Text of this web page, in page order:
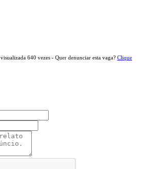
, visualizada 640 vezes - Quer denunciar esta vaga? Clique